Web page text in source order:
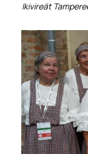
Ikivireät